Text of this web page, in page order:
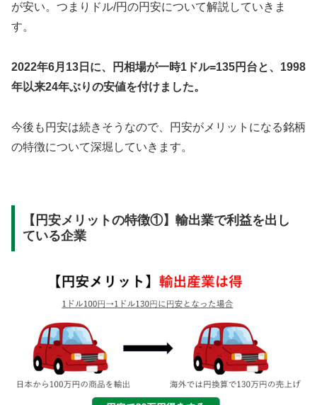
が安い。つまりドル/円の円安について解説していきま
す。
2022年6月13日に、円相場が一時1ドル=135円台と、1998
年以来24年ぶりの安値を付けました。
今後も円安は続きそうなので、円安がメリットになる銘柄
の特徴について深堀していきます。
【円安メリットの特徴①】輸出業で利益を出し
ている企業